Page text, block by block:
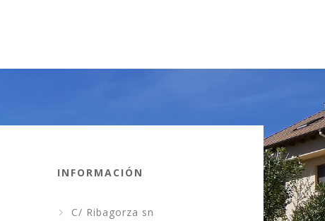
INFORMACIÓN
C/ Ribagorza sn